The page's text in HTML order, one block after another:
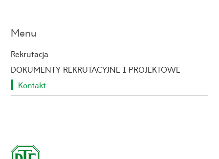
Menu
Rekrutacja
DOKUMENTY REKRUTACYJNE I PROJEKTOWE
Kontakt